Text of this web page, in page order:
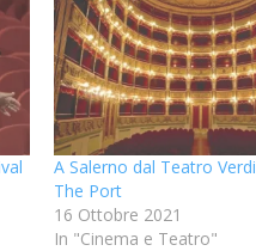
A Salerno dal Teatro
The Port
16 Ottobre 2021
In "Cinema e Teatro"